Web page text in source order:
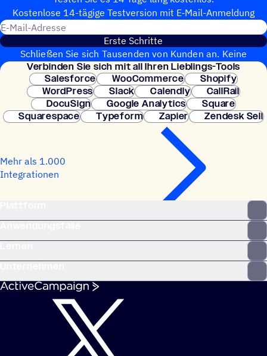
Kosten­lose 14-tägige Test­ver­sion mit E‑Mail-Anmel­dung
Erste Schritte
Schließen Sie sich Tausenden von Kunden an. Keine
Kreditkarte erforderlich. Sofortige Einrichtung.
Verbin­den Sie sich mit all Ihren Lieblings-Tools
Salesforce
WooCommerce
Shopify
WordPress
Slack Calendly
CallRail
DocuSign
Google Analytics
Square
Squarespace
Typeform Zapier Zendesk Sell
Mehr als 1.000
Integrationen